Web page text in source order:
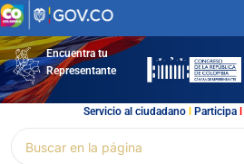
Ir
al
contenidoEncuentra tu
Representante
Servicio al ciudadano l Participal
por: